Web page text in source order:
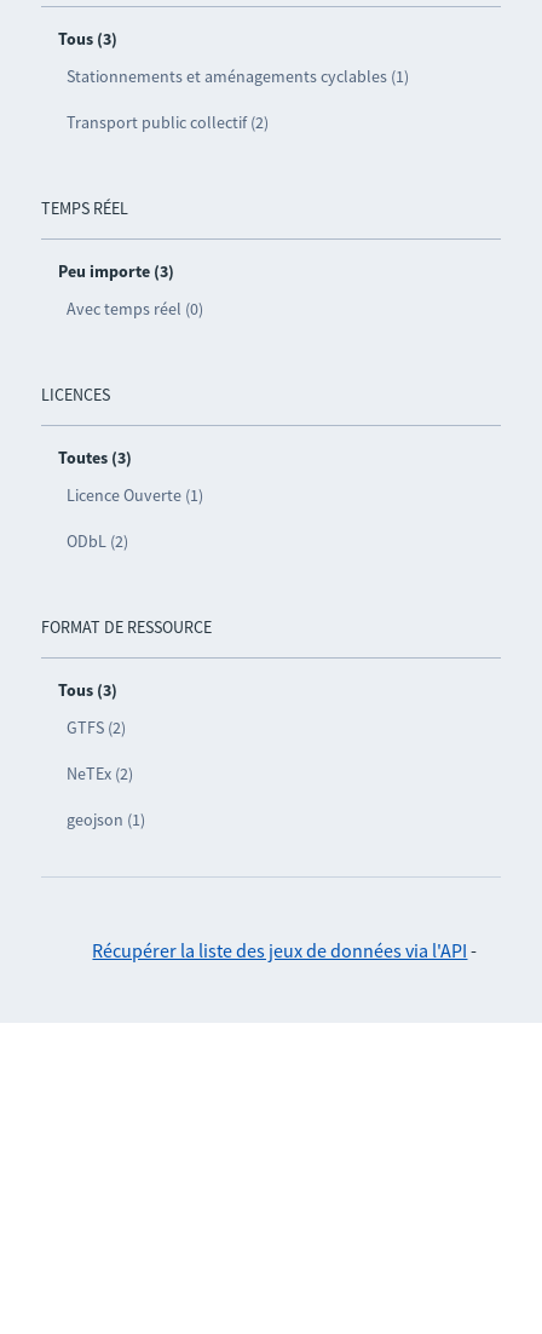
Tous (3)
Stationnements et aménagements cyclables (1)
Transport public collectif (2)
TEMPS RÉEL
Peu importe (3)
Avec temps réel (0)
LICENCES
Toutes (3)
Licence Ouverte (1)
ODbL (2)
FORMAT DE RESSOURCE
Tous (3)
GTFS (2)
NeTEx (2)
geojson (1)
Récupérer la liste des jeux de données via l'API -